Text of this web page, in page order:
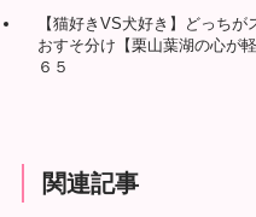
【猫好きVS犬好き】どっち
おすそ分け【栗山葉湖の心が
６５
関連記事